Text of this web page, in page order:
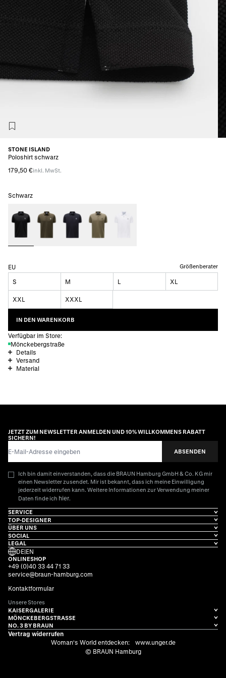
STONE ISLAND
Poloshirt schwarz
179,50 €inkl. MwSt.
Schwarz
EU Größenberater
S M L XL
XXL XXXL
IN DEN WARENKORB
Verfügbar im Store:
Mönckebergstraße
Details
Versand
Material
JETZT ZUM NEWSLETTER ANMELDEN UND 10% WILLKOMMENS RABATT
SICHERN!
ABSENDEN
Ich bin damit einverstanden, dass die BRAUN Hamburg GmbH & Co. KG mir
einen Newsletter zusendet. Mir ist bekannt, dass ich meine Einwilligung
jederzeit widerrufen kann. Weitere Informationen zur Verwendung meiner
Daten finde ich hier.
SERVICE
TOP-DESIGNER
ÜBER UNS
SOCIAL
LEGAL
DE|EN
ONLINESHOP
+49 (0)40 33 44 71 33
service@braun-hamburg.com
Kontaktformular
Unsere Stores
KAISERGALERIE
MÖNCKEBERGSTRASSE
NO. 3 BY BRAUN
Vertrag widerrufen
Woman's World entdecken:
www.unger.de
© BRAUN Hamburg